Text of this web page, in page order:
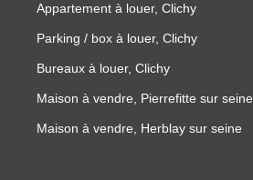
Appartement à louer, Clichy
Parking / box à louer, Clichy
Bureaux à louer, Clichy
Maison à vendre, Pierrefitte sur seine
Maison à vendre, Herblay sur seine